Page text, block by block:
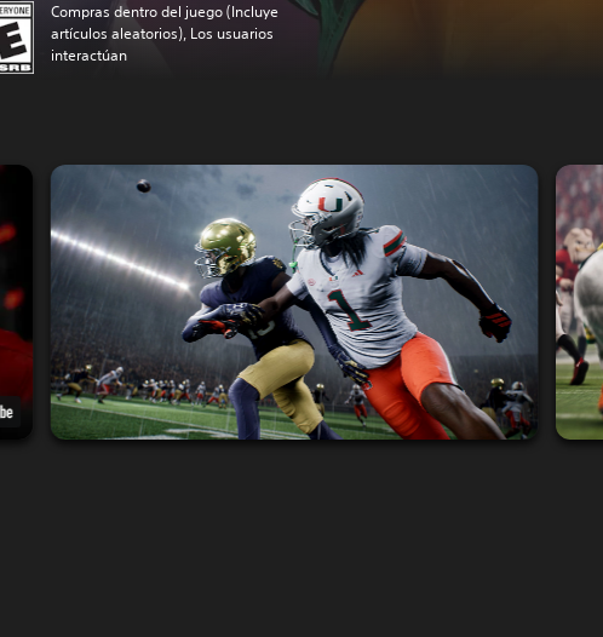
Compras dentro del juego (Incluye
artículos aleatorios), Los usuarios
interactúan